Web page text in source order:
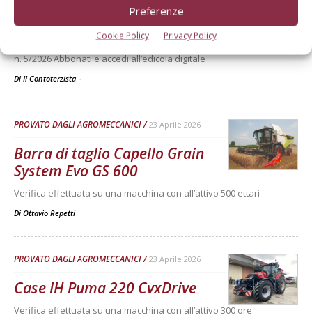
Preferenze
Cookie Policy Privacy Policy
McCormick X8.631 VT-Drive - Erpice a dischi Rol-Ex BT 300 e Rullo-
cutter Rol-Ex WCNF 300 Leggi l'articolo completo su Il Contoterzista
n. 5/2026 Abbonati e accedi all’edicola digitale
Di Il Contoterzista -
PROVATO DAGLI AGROMECCANICI 23 Aprile 2026
Barra di taglio Capello Grain
System Evo GS 600
Verifica effettuata su una macchina con all’attivo 500 ettari
Di Ottavio Repetti
PROVATO DAGLI AGROMECCANICI 23 Aprile 2026
Case IH Puma 220 CvxDrive
Verifica effettuata su una macchina con all’attivo 300 ore